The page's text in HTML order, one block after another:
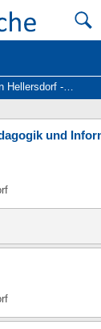
- Unternehmen und Personen
und